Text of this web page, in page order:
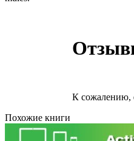
К сожалению,
Похожие книги